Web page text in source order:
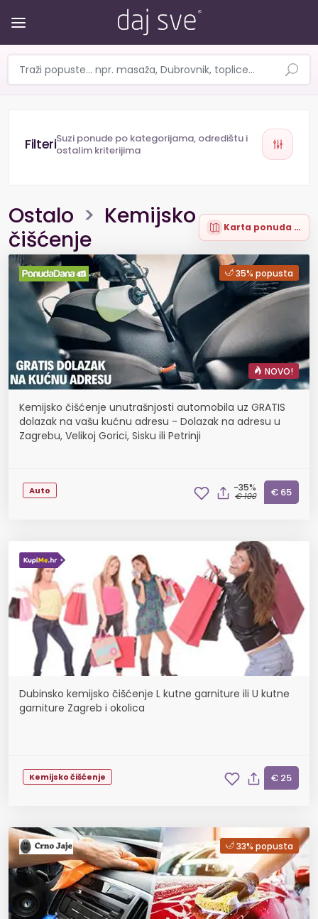
Suzi ponude po kategorijama, odredištu i
ostalim kriterijima
Ostalo > Kemijsko
čišćenje
Karta ponuda (11)
35% popusta
NOVO!
Kemijsko čišćenje unutrašnjosti automobila uz GRATIS
dolazak na vašu kućnu adresu - Dolazak na adresu u
Zagrebu, Velikoj Gorici, Sisku ili Petrinji
Auto -35%
€ 100 € 65
Dubinsko kemijsko čišćenje L kutne garniture ili U kutne
garniture Zagreb i okolica
Kemijsko čišćenje € 25
33% popusta